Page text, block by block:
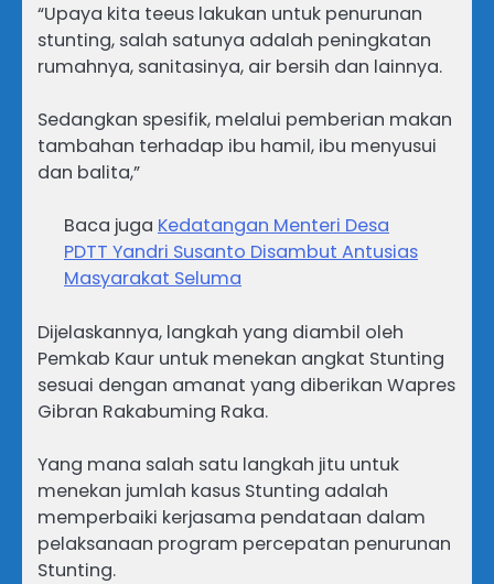
“Upaya kita teeus lakukan untuk penurunan
stunting, salah satunya adalah peningkatan
rumahnya, sanitasinya, air bersih dan lainnya.
Sedangkan spesifik, melalui pemberian makan
tambahan terhadap ibu hamil, ibu menyusui
dan balita,”
Baca juga Kedatangan Menteri Desa
PDTT Yandri Susanto Disambut Antusias
Masyarakat Seluma
Dijelaskannya, langkah yang diambil oleh
Pemkab Kaur untuk menekan angkat Stunting
sesuai dengan amanat yang diberikan Wapres
Gibran Rakabuming Raka.
Yang mana salah satu langkah jitu untuk
menekan jumlah kasus Stunting adalah
memperbaiki kerjasama pendataan dalam
pelaksanaan program percepatan penurunan
Stunting.